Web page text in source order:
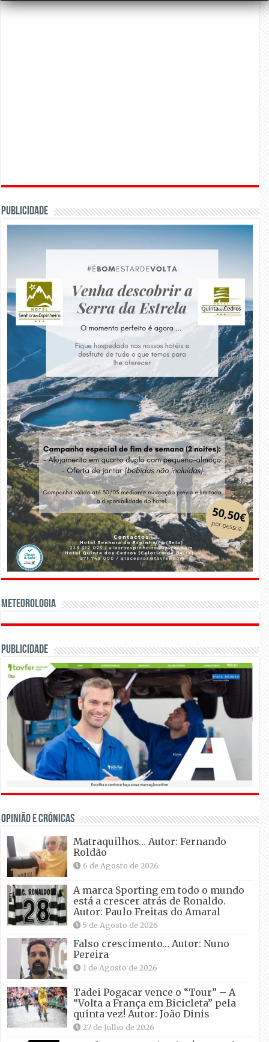
PUBLICIDADE
Meteorologia
Publicidade
OPINIÃO E CRÓNICAS
Matraquilhos… Autor: Fernando
Roldão
6 de Agosto de 2026
A marca Sporting em todo o mundo
está a crescer atrás de Ronaldo.
Autor: Paulo Freitas do Amaral
5 de Agosto de 2026
Falso crescimento… Autor: Nuno
Pereira
1 de Agosto de 2026
Tadei Pogacar vence o “Tour” – A
“Volta a França em Bicicleta” pela
quinta vez! Autor: João Dinis
27 de Julho de 2026